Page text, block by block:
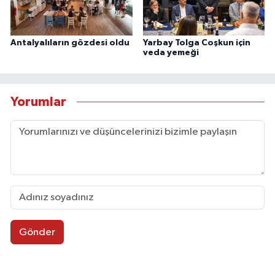
Antalyalıların gözdesi oldu
Yarbay Tolga Coşkun için
veda yemeği
Yorumlar
Gönder